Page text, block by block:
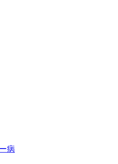
病